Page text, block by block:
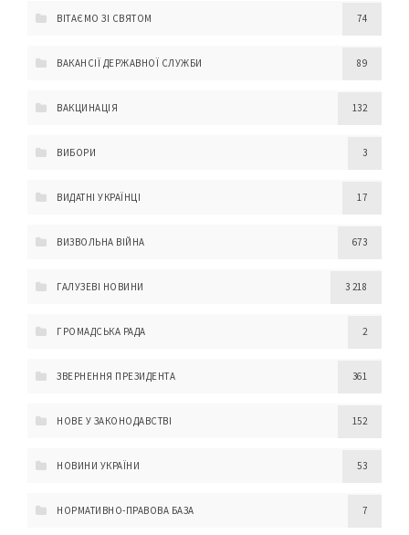
ВІТАЄМО ЗІ СВЯТОМ 74
ВАКАНСІЇ ДЕРЖАВНОЇ СЛУЖБИ 89
ВАКЦИНАЦІЯ 132
ВИБОРИ 3
ВИДАТНІ УКРАЇНЦІ 17
ВИЗВОЛЬНА ВІЙНА 673
ГАЛУЗЕВІ НОВИНИ 3 218
ГРОМАДСЬКА РАДА 2
ЗВЕРНЕННЯ ПРЕЗИДЕНТА 361
НОВЕ У ЗАКОНОДАВСТВІ 152
НОВИНИ УКРАЇНИ 53
НОРМАТИВНО-ПРАВОВА БАЗА 7